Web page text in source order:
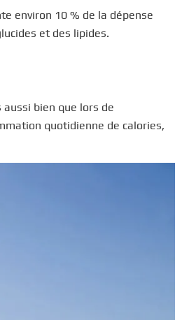
environ 10 % de la dépense
et des lipides.
aussi bien que lors de
quotidienne de calories,